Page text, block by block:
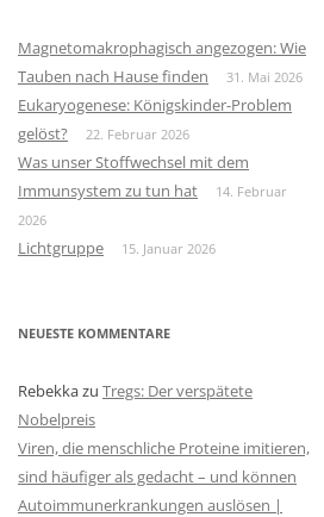
Magnetomakrophagisch angezogen: Wie
Tauben nach Hause finden
31. Mai 2026
Eukaryogenese: Königskinder-Problem
gelöst?
22. Februar 2026
Was unser Stoffwechsel mit dem
Immunsystem zu tun hat
14. Februar
2026
Lichtgruppe 15. Januar 2026
NEUESTE KOMMENTARE
Rebekkazu Tregs: Der verspätete
Nobelpreis
Viren, die menschliche Proteine imitieren,
sind häufiger als gedacht – und können
Autoimmunerkrankungen auslösen |